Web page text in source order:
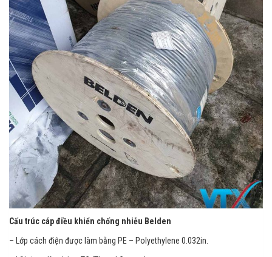
Cấu trúc cáp điều khiển chống nhiễu Belden
– Lớp cách điện được làm bằng PE – Polyethylene 0.032in.